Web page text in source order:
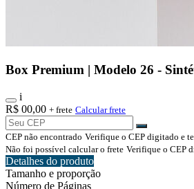
Box Premium | Modelo 26 -
i
R$ 00,00 + frete Calcular frete
CEP não encontrado Verifique o CEP digitado e
Não foi possível calcular o frete Verifique o CEP
Detalhes do produto
Tamanho e proporção
Número de Páginas